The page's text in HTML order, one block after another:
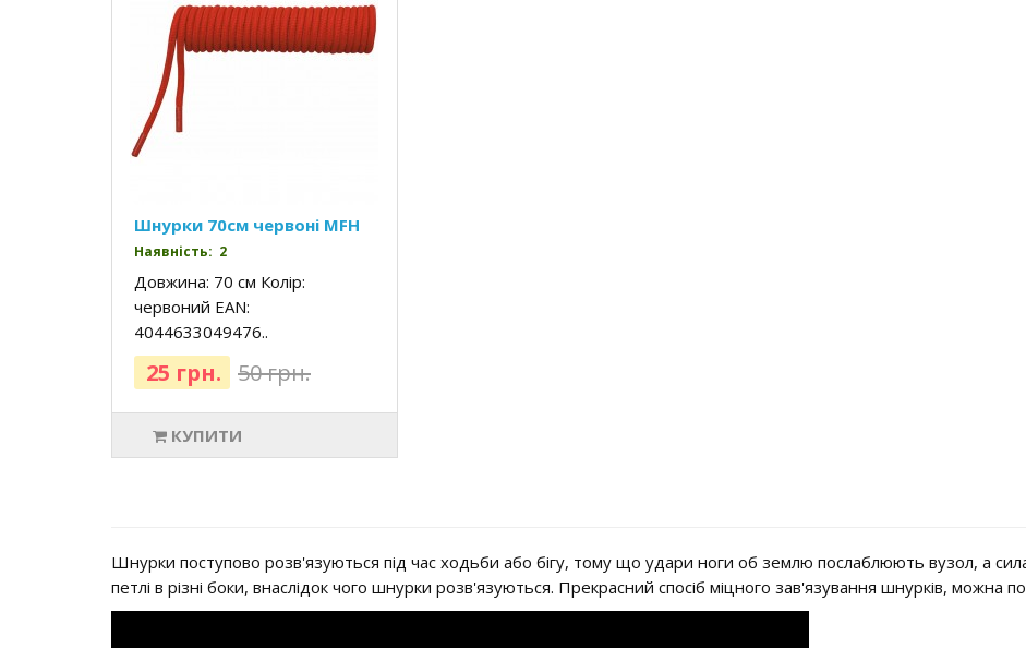
Шнурки 70см червоні MFH
Наявність: 2
Довжина: 70 см Колір:
червоний EAN:
4044633049476..
25 грн. 50 грн.
КУПИТИ
Шнурки поступово розв'язуються під час ходьби або бігу, тому що удари ноги об землю послаблюють вузол, а сила
петлі в різні боки, внаслідок чого шнурки розв'язуються. Прекрасний спосіб міцного зав'язування шнурків, можна